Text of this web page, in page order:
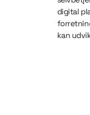
digital
kan